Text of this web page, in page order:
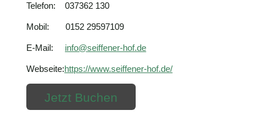
Telefon: 037362 130
Mobil: 0152 29597109
E-Mail: info@seiffener-hof.de
Webseite:https://www.seiffener-hof.de/
Jetzt Buchen